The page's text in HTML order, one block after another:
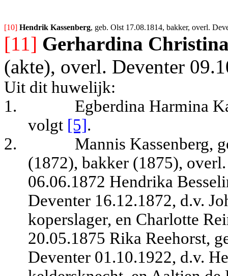
[10] Hendrik Kassenberg, geb. Olst 17.08.1814, bakker, overl.
[11] Gerhardina
(akte), overl. Deventer
Uit dit huwelijk:
1.
Egberdina Harmina
volgt [5].
2.
Mannis Kassenberg,
(1872), bakker (1875),
06.06.1872 Hendrika
Deventer 16.12.1872, d.v.
koperslager, en Charlotte
20.05.1875 Rika Reehorst,
Deventer 01.10.1922, d.v.